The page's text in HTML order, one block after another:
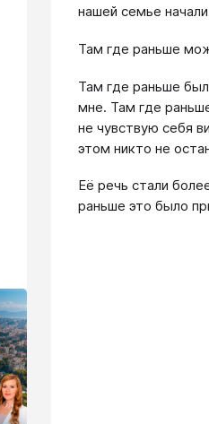
нашей семье
Там где раньше
Там где раньше
мне. Там где
не чувствую себя
этом никто не
Её речь стали
раньше это было